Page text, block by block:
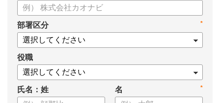
*
部署区分
役職
氏名：姓 *
名